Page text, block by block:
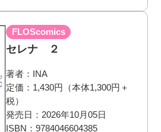
FLOScomics
セレナ ２
著者： INA
定価：1,430円（本体1,300円＋
税）
発売日：2026年10月05日
ISBN：9784046604385